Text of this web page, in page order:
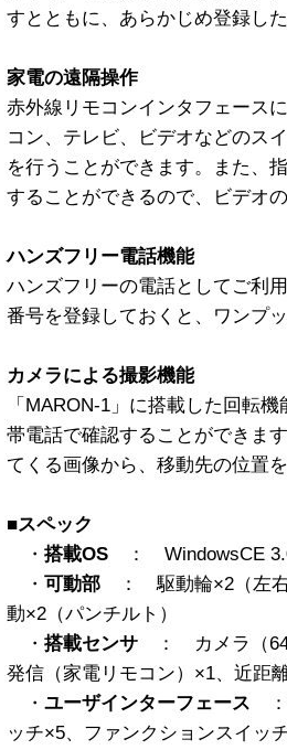
すとともに、あらかじめ登録し
家電の遠隔操作
赤外線リモコンインタフェース
コン、テレビ、ビデオなどのス
を行うことができます。また、
することができるので、ビデオ
ハンズフリー電話機能
ハンズフリーの電話としてご利
番号を登録しておくと、ワンプ
カメラによる撮影機能
「MARON-1」に搭載した回転
帯電話で確認することができま
てくる画像から、移動先の位置
■スペック
・ 搭載OS ： WindowsCE
・ 可動部 ： 駆動輪×2（左右
動×2（パンチルト）
・ 搭載センサ ： カメラ（
発信（家電リモコン）×1、近距
・ ユーザインターフェース ：
ッチ×5、ファンクションスイッ